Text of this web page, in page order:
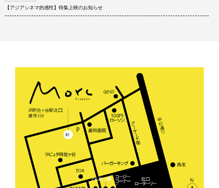
【アジアシネマ的感性】特集上映のお知らせ